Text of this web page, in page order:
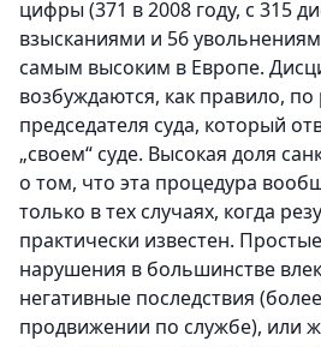
цифры (371 в 2008 году, с 315
взысканиями и 56
самым высоким в Европе.
возбуждаются, как правило,
председателя суда, который
„своем“ суде. Высокая доля
о том, что эта процедура
только в тех случаях, когда
практически известен.
нарушения в большинстве
негативные последствия
продвижении по службе), или